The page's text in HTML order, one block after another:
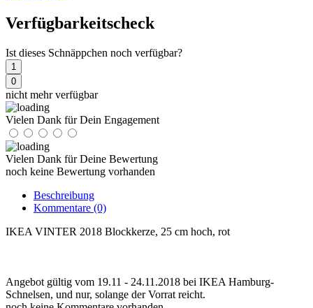
Verfügbarkeitscheck
Ist dieses Schnäppchen noch verfügbar?
1
0
nicht mehr verfügbar
Vielen Dank für Dein Engagement
Vielen Dank für Deine Bewertung
noch keine Bewertung vorhanden
Beschreibung
Kommentare (0)
IKEA VINTER 2018 Blockkerze, 25 cm hoch, rot
Angebot gültig vom 19.11 - 24.11.2018 bei IKEA Hamburg-
Schnelsen, und nur, solange der Vorrat reicht.